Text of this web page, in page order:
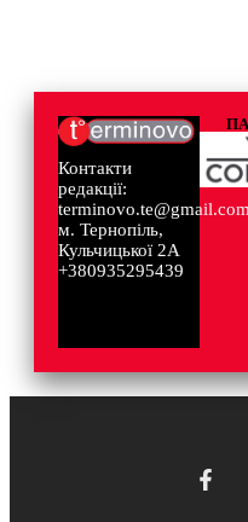
Контакти
редакції:
terminovo.te@gmail.com
м. Тернопіль,
Кульчицької 2А
+380935295439